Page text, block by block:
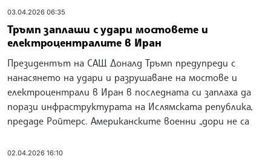
03.04.2026 06:35
Тръмп заплаши с удари мостовете и
електроцентралите в Иран
Президентът на САЩ Доналд Тръмп предупреди с
нанасянето на удари и разрушаване на мостове и
електроцентрали в Иран в последната си заплаха да
порази инфраструктурата на Ислямската република,
предаде Ройтерс. Американските военни „дори не са
02.04.2026 16:10